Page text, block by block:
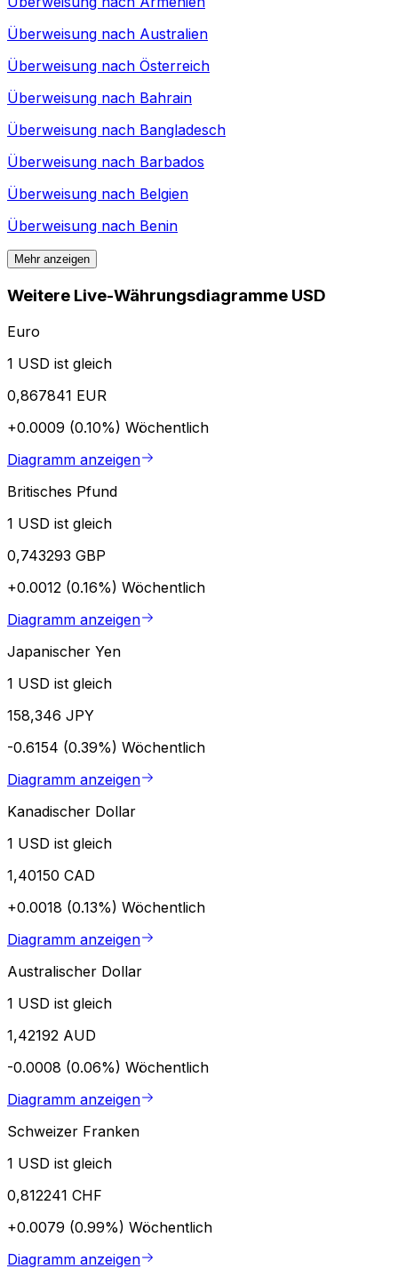
Überweisung nach Australien
Überweisung nach Österreich
Überweisung nach Bahrain
Überweisung nach Bangladesch
Überweisung nach Barbados
Überweisung nach Belgien
Überweisung nach Benin
Mehr anzeigen
Weitere Live-Währungsdiagramme USD
Euro
1 USD ist gleich
0,867841 EUR
+0.0009 (0.10%) Wöchentlich
Diagramm anzeigen
Britisches Pfund
1 USD ist gleich
0,743293 GBP
+0.0012 (0.16%) Wöchentlich
Diagramm anzeigen
Japanischer Yen
1 USD ist gleich
158,346 JPY
-0.6154 (0.39%) Wöchentlich
Diagramm anzeigen
Kanadischer Dollar
1 USD ist gleich
1,40150 CAD
+0.0018 (0.13%) Wöchentlich
Diagramm anzeigen
Australischer Dollar
1 USD ist gleich
1,42192 AUD
-0.0008 (0.06%) Wöchentlich
Diagramm anzeigen
Schweizer Franken
1 USD ist gleich
0,812241 CHF
+0.0079 (0.99%) Wöchentlich
Diagramm anzeigen